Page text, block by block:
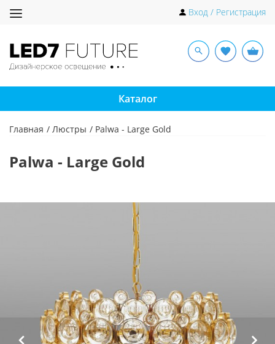
Toggle
Вход / Регистрация
Каталог
Главная Люстры Palwa - Large Gold
Palwa - Large Gold